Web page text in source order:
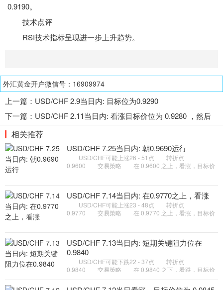
0.9190。
技术点评
RSI技术指标呈现进一步上升趋势。
外汇黄金开户微信号：16909974
上一篇： USD/CHF 2.9当日内: 目标位为0.9290
下一篇： USD/CHF 2.11当日内: 看涨目标价位为 0.9280 ，然后
为 0.9295
相关推荐
USD/CHF 7.25当日内: 朝0.9690运行
USD/CHF可能上涨26 - 51点 转折点
0.9600 交易策略 在 0.9600 之上，看涨，目标价
USD/CHF 7.14当日内: 在0.9770之上，看涨
USD/CHF可能上涨23 - 48点 转折点
0.9770 交易策略 在 0.9770 之上，看涨，目标价
USD/CHF 7.13当日内: 短期关键阻力位在
0.9840
USD/CHF可能下跌22 - 37点 转折点
0.9840 交易策略 在 0.9840 之下，看跌，目标价
0.9840 上，看涨，目标价位定在